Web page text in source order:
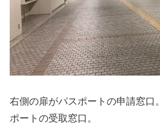
右側の扉がパスポートの申請窓口
ポートの受取窓口。